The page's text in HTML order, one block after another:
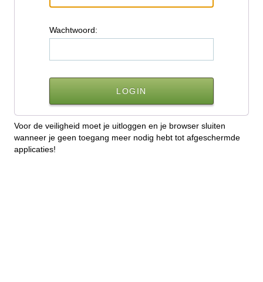
Wachtwoord:
Voor de veiligheid moet je uitloggen en je browser sluiten
wanneer je geen toegang meer nodig hebt tot afgeschermde
applicaties!